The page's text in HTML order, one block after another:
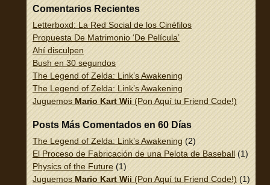
Comentarios Recientes
Letterboxd: La Red Social de los Cinéfilos
Propuesta De Matrimonio ‘De Película’
Ahí disculpen
Bush en 30 segundos
The Legend of Zelda: Link’s Awakening
The Legend of Zelda: Link’s Awakening
Juguemos Mario Kart Wii (Pon Aquí tu Friend Code!)
Posts Más Comentados en 60 Días
The Legend of Zelda: Link’s Awakening (2)
El Proceso de Fabricación de una Pelota de Baseball (1)
Physics of the Future (1)
Juguemos Mario Kart Wii (Pon Aquí tu Friend Code!) (1)